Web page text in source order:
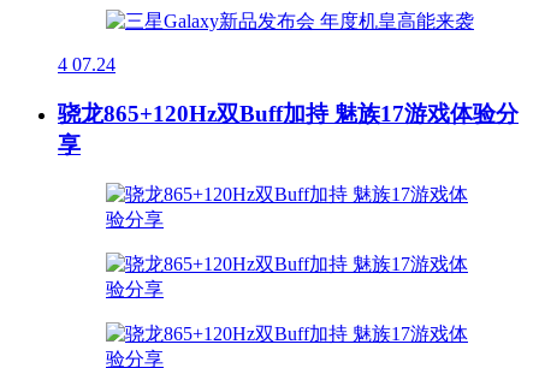
4 07.24
骁龙865+120Hz双Buff加持 魅族17游戏体验分
享